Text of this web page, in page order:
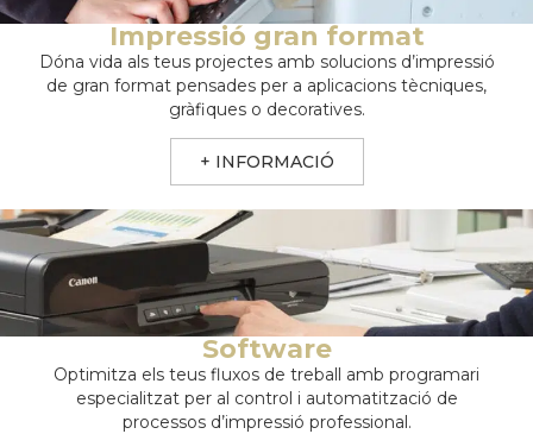
Impressió gran format
Dóna vida als teus projectes amb solucions d’impressió
de gran format pensades per a aplicacions tècniques,
gràfiques o decoratives.
+ INFORMACIÓ
Software
Optimitza els teus fluxos de treball amb programari
especialitzat per al control i automatització de
processos d’impressió professional.